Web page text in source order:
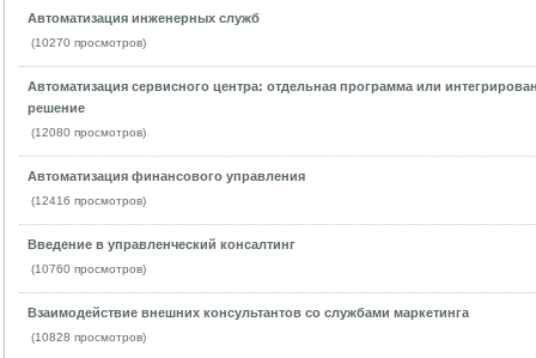
Автоматизация инженерных служб
(10270 просмотров)
Автоматизация сервисного центра: отдельная программа или
решение
(12080 просмотров)
Автоматизация финансового управления
(12416 просмотров)
Введение в управленческий консалтинг
(10760 просмотров)
Взаимодействие внешних консультантов со службами маркетинга
(10828 просмотров)